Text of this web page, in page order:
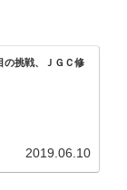
の挑戦、ＪＧＣ修
2019.06.10